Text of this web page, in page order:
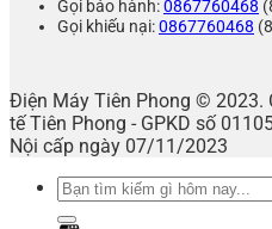
Gọi bảo hành:0867760468
Gọi khiếu nại:0867760468
Điện Máy Tiên Phong © 2023.
tế Tiên Phong - GPKD số
Nội cấp ngày 07/11/2023
Tìm